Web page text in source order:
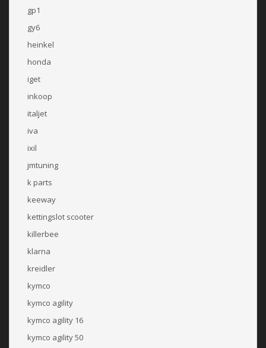
gp1
gy6
heinkel
honda
iget
inkoop
italjet
iva
ixil
jmtuning
k parts
keeway
kettingslot scooter
killerbee
klarna
kreidler
kymco
kymco agility
kymco agility 16
kymco agility 50